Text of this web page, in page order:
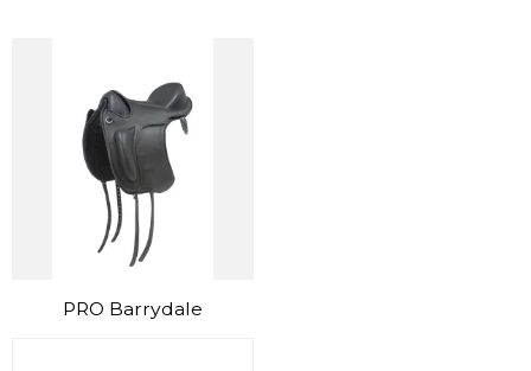
PRO Barrydale